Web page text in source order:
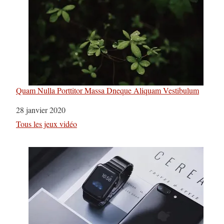
Quam Nulla Porttitor Massa Dneque Aliquam Vestibulum
Date
28 janvier 2020
Par rapport à
Tous les jeux vidéo